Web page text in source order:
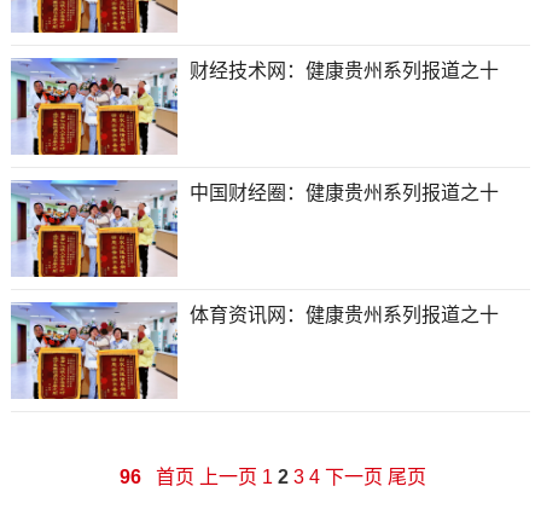
财经技术网：健康贵州系列报道之十
中国财经圈：健康贵州系列报道之十
体育资讯网：健康贵州系列报道之十
96 首页 上一页 1 2 3 4 下一页 尾页